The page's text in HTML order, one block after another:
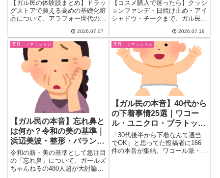
【ガル民の体験談まとめ】ドラッ
グストアで買える高めの基礎化粧
品について、アラフォー世代のガ
ル・dプログラム・オバジの効果
や香りの好み、お試しサイズの活
用術まで、検索しても出てこない
リアルな声を一気にチェックでき
ます。
2026.07.07
【コスメ購入で迷ったら】クッシ
ョンファンデ・日焼け止め・アイ
シャドウ・チークまで、ガル民
プチプラからデパコスまで、色選
びのコツやファンデの塗り方ま
で、検索しても出てこないリアル
な口コミを一気にまとめました。
プレゼント選びの参考にも。
2026.07.18
美容・ファッション
【ガル民の本音】忘れ鼻と
は何か？令和の美の基準｜
浜辺美波・整形・バランス
論を徹底討論
令和の新・美の基準として急注目
の「忘れ鼻」について、ガールズ
ちゃんねるの480人超が大討論！
美容・ファッション
【ガル民の本音】40代から
の下着事情25選｜ワコー
ル・ユニクロ・ブラトップ
の選び方
「30代後半から下着なんて適当
でOK」と思ってた投稿者に166
件の本音が集結。ワコール派・ユ